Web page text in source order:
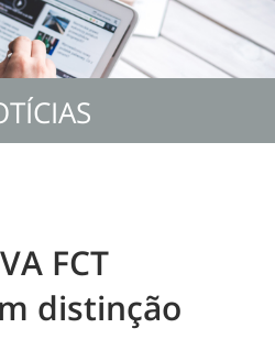
FCT
distinção